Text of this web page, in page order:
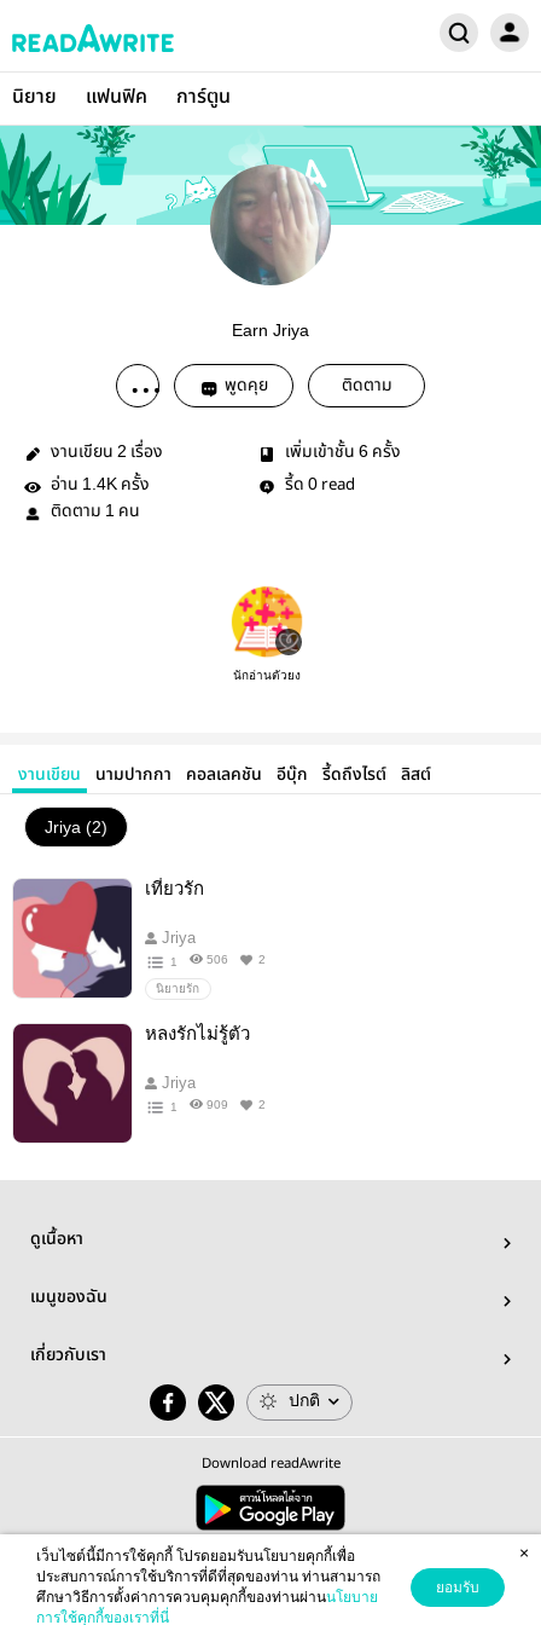
นิยาย แฟนฟิค การ์ตูน
Earn Jriya
พูดคุย ติดตาม
งานเขียน 2 เรื่อง เพิ่มเข้าชั้น 6 ครั้ง
อ่าน 1.4K ครั้ง รี้ด 0 read
ติดตาม 1 คน
นักอ่านตัวยง
งานเขียน นามปากกา คอลเลคชัน อีบุ๊ก รี้ดถึงไรต์ ลิสต์
Jriya (2)
เที่ยวรัก
Jriya
1 506 2
นิยายรัก
หลงรักไม่รู้ตัว
Jriya
1 909 2
ดูเนื้อหา
เมนูของฉัน
เกี่ยวกับเรา
ปกติ
Download readAwrite
© 2026 readAwrite.com by MEB Corporation Public Company Limited
This site is protected by reCAPTCHA and the Google Privacy Policy Terms of Serviceapply.
เว็บไซต์นี้มีการใช้คุกกี้ โปรดยอมรับนโยบายคุกกี้เพื่อ
ประสบการณ์การใช้บริการที่ดีที่สุดของท่าน ท่านสามารถ
ศึกษาวิธีการตั้งค่าการควบคุมคุกกี้ของท่านผ่านนโยบาย
การใช้คุกกี้ของเราที่นี่
ยอมรับ
×